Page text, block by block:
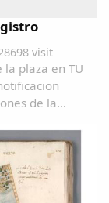
visit
de la